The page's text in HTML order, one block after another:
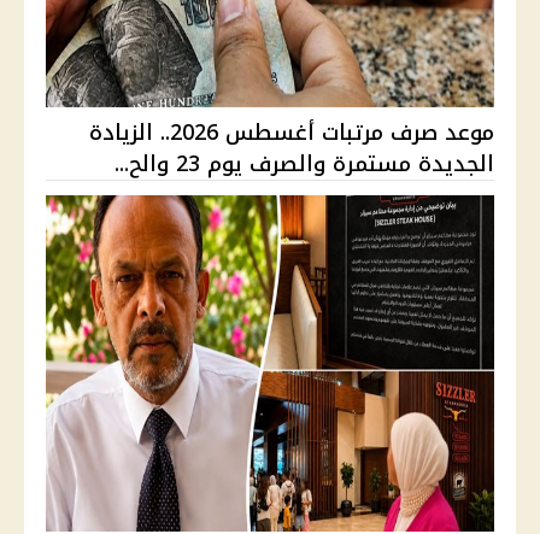
موعد صرف مرتبات أغسطس 2026.. الزيادة
الجديدة مستمرة والصرف يوم 23 والح...